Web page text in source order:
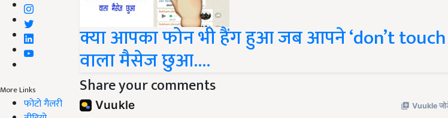
More Links
फोटो गैलरी
क्या आपका फोन भी हैंग हुआ जब आपने ‘don’t touch
वाला मैसेज छुआ....
Share your comments